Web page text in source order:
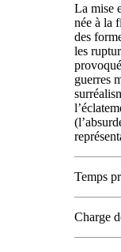
La mise
née à la
des
les
guerres
Temps
Charge